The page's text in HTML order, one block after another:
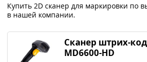
Купить 2D сканер для маркировки по
в нашей компании.
Сканер штрих-
MD6600-HD